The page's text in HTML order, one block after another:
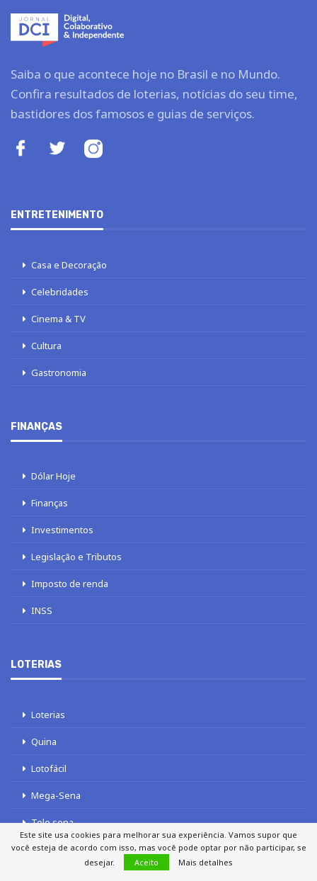
Saiba o que acontece hoje no Brasil e no Mundo.
Confira resultados de loterias, notícias do seu time,
bastidores dos famosos e guias de serviços.
ENTRETENIMENTO
Casa e Decoração
Celebridades
Cinema & TV
Cultura
Gastronomia
FINANÇAS
Dólar Hoje
Finanças
Investimentos
Legislação e Tributos
Imposto de renda
INSS
LOTERIAS
Loterias
Quina
Lotofácil
Mega-Sena
Tele sena
Este site usa cookies para melhorar sua experiência. Vamos supor que
você esteja de acordo com isso, mas você pode optar por não participar, se
desejar.
Aceito Mais detalhes